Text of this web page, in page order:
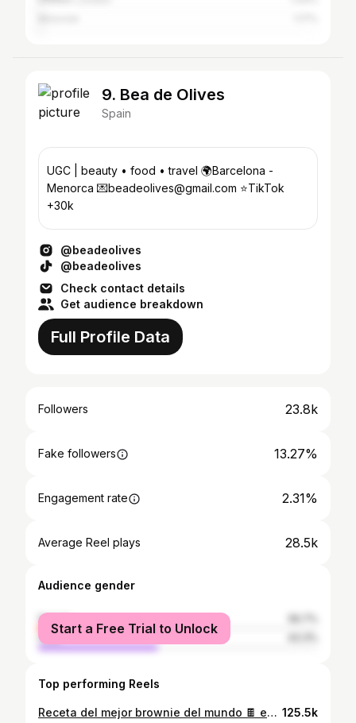
9. Bea de Olives
Spain
UGC | beauty • food • travel 🌍Barcelona -
Menorca 💌beadeolives@gmail.com ⭐️TikTok
+30k
@beadeolives
@beadeolives
Check contact details
Get audience breakdown
Full Profile Data
Followers 23.8k
Fake followers 13.27%
Engagement rate 2.31%
Average Reel plays 28.5k
Audience gender
female
male
Start a Free Trial to Unlock
Top performing Reels
Receta del mejor brownie del mundo 🍫 es facilísimo y sale perfecto siempre!!! Ingredientes: - 350g azúcar blanco - 4 huevos - 150g chocolate repostería - 150g mantequilla - 150g harina - Pizca de sal Tip para hornear 🔥 cada horno es distinto, déjalo 30 min y clávale algo para ver cómo va. Tiene que salir un poco manchado pero no demasiado. Ve dejándolo en el horno en incrementos de 5 min si ves que hace falta. #brownie #recetabrownie #brownierecipe #receta #cocina 125.5k